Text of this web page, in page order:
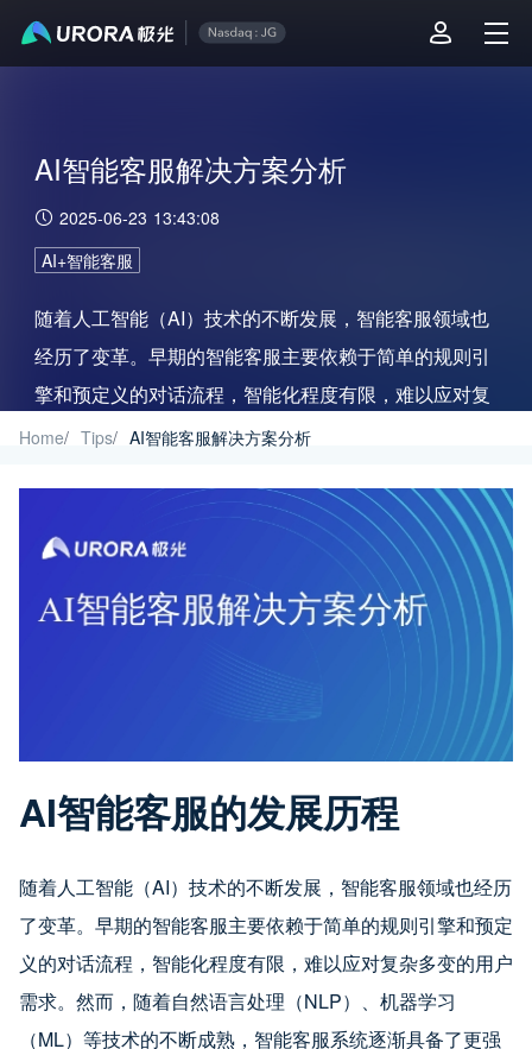
AI智能客服解决方案分析
2025-06-23 13:43:08
AI+智能客服
随着人工智能（AI）技术的不断发展，智能客服领域也
经历了变革。早期的智能客服主要依赖于简单的规则引
擎和预定义的对话流程，智能化程度有限，难以应对复
杂多变的用户需求。
Home/ Tips/ AI智能客服解决方案分析
AI智能客服的发展历程
随着人工智能（AI）技术的不断发展，智能客服领域也经历
了变革。早期的智能客服主要依赖于简单的规则引擎和预定
义的对话流程，智能化程度有限，难以应对复杂多变的用户
需求。然而，随着自然语言处理（NLP）、机器学习
（ML）等技术的不断成熟，智能客服系统逐渐具备了更强